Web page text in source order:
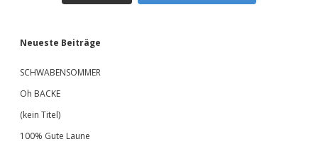
Neueste Beiträge
SCHWABENSOMMER
Oh BACKE
(kein Titel)
100% Gute Laune